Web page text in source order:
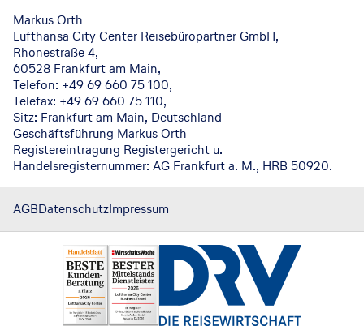
Markus Orth
Lufthansa City Center Reisebüropartner GmbH,
Rhonestraße 4,
60528 Frankfurt am Main,
Telefon: +49 69 660 75 100,
Telefax: +49 69 660 75 110,
Sitz: Frankfurt am Main, Deutschland
Geschäftsführung Markus Orth
Registereintragung Registergericht u.
Handelsregisternummer: AG Frankfurt a. M., HRB 50920.
AGBDatenschutzImpressum